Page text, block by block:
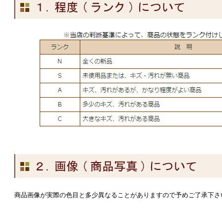
商品画像が実際の色目と多少異なることがありますので予めご了承下さ